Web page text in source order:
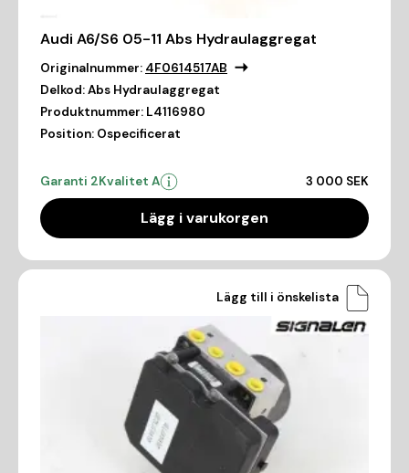
Audi A6/S6 05-11 Abs Hydraulaggregat
Originalnummer: 4F0614517AB
Delkod:Abs Hydraulaggregat
Produktnummer: L4116980
Position: Ospecificerat
Garanti 2Kvalitet A 3 000 SEK
Lägg i varukorgen
Lägg till i önskelista